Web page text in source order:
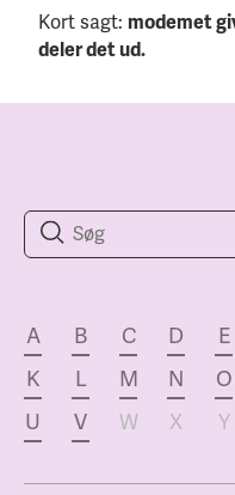
Kort sagt: modemet
deler det ud.
A B C D E
K
L M N O
U
V W X Y